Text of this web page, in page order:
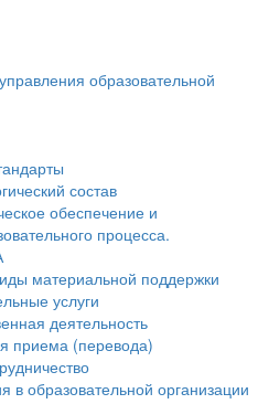
образовательной
состав
обеспечение и
процесса.
материальной поддержки
услуги
деятельность
приема (перевода)
в образовательной организации